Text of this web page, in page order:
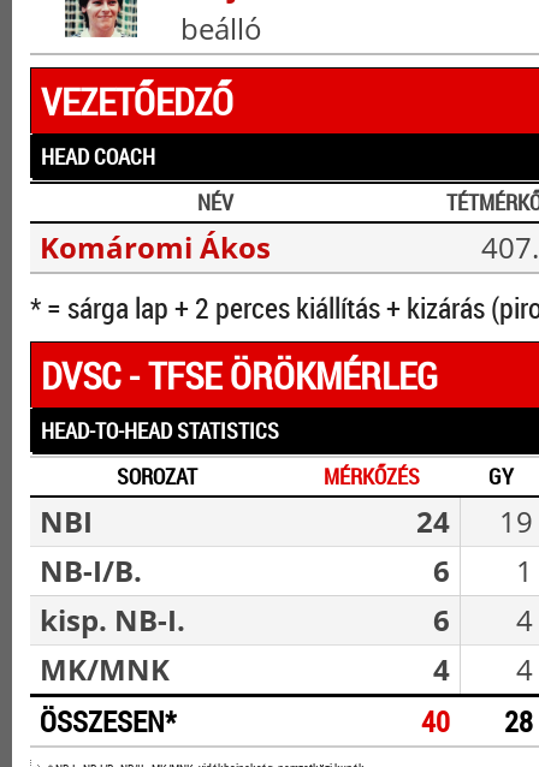
beálló
VEZETŐEDZŐ
HEAD COACH
NÉV
Komáromi Ákos 407.
* = sárga lap + 2 perces kiállítás + kizárás
DVSC - TFSE ÖRÖKMÉRLEG
HEAD-TO-HEAD STATISTICS
SOROZAT
MÉRKŐZÉS GY
NBI 24
19
NB-I/B.
6
1
kisp. NB-I.
6
4
MK/MNK
4 4
ÖSSZESEN* 40 28